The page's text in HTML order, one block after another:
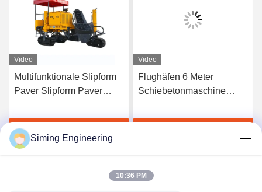
Video
Multifunktionale Slipform
Paver Slipform Paver
Video
Flughäfen 6 Meter
Schiebetonmaschine
Siming Engineering
10:36 PM